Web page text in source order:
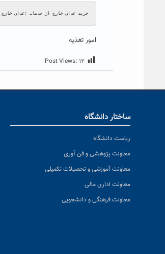
خرید غذای خارج از خدمات :غذای خارج از خدمات در روزهای شنبه تا چهارشنبه از ساعت ۱۱ صبح به بعد صرفا" برای
امور تغذیه
Post Views: ۱۲
ساختار دانشگاه
ریاست دانشگاه
معاونت پژوهشی و فن آوری
معاونت آموزشی و تحصیلات تکمیلی
معاونت اداری مالی
معاونت فرهنگی و دانشجویی